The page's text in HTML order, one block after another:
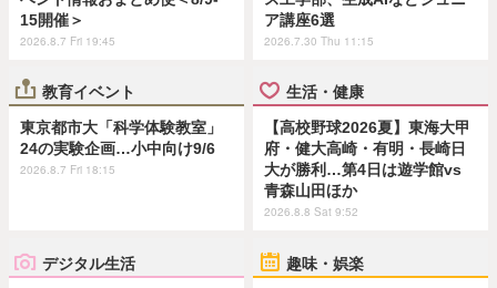
15開催＞
2026.8.7 Fri 19:45
ア講座6選
2026.7.30 Thu 11:15
教育イベント
東京都市大「科学体験教室」
24の実験企画…小中向け9/6
2026.8.7 Fri 18:15
生活・健康
【高校野球2026夏】東海大甲
府・健大高崎・有明・長崎日
大が勝利…第4日は遊学館vs
青森山田ほか
2026.8.8 Sat 9:52
デジタル生活 趣味・娯楽